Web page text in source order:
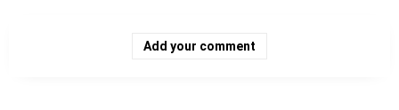
Add your comment